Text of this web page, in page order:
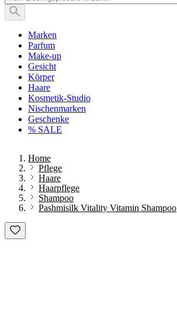
Marken
Parfum
Make-up
Gesicht
Körper
Haare
Kosmetik-Studio
Nischenmarken
Geschenke
% SALE
Home
Pflege
Haare
Haarpflege
Shampoo
Pashmisilk Vitality Vitamin Shampoo